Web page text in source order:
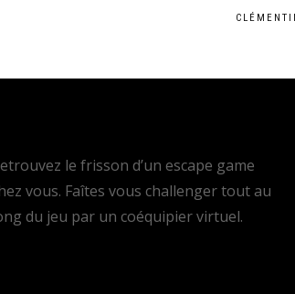
le frisson d’un escape game
vous. Faîtes vous challenger tout au
du jeu par un coéquipier virtuel.